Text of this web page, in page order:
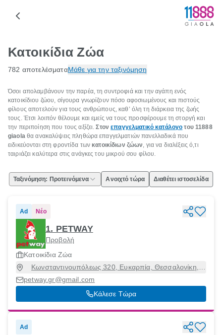
Κατοικίδια Ζώα
782 αποτελέσματαΜάθε για την ταξινόμηση
Όσοι απολαμβάνουν την παρέα, τη συντροφιά και την αγάπη ενός
κατοικίδιου ζώου, σίγουρα γνωρίζουν πόσο αφοσιωμένους και πιστούς
φίλους αποτελούν για τους ανθρώπους, καθ’ όλη τη διάρκεια της ζωής
τους. Έτσι λοιπόν θέλουμε και εμείς να τους προσφέρουμε τη στοργή και
την περιποίηση που τους αξίζει.Στονεπαγγελματικό κατάλογο του 11888
giaolaθα ανακαλύψεις πληθώρα επαγγελματιών πανελλαδικά που
ειδικεύονται στη φροντίδα των κατοικίδιων ζώων, για να διαλέξεις ό,τι
ταιριάζει καλύτερα στις ανάγκες του μικρού σου φίλου.
Ταξινόμηση: Προτεινόμενα Ανοιχτό τώρα Διαθέτει ιστοσελίδα
Ad Νέο
1. PETWAY
Προβολή
Κατοικίδια Ζώα
Κωνσταντινουπόλεως 320, Ευκαρπία, Θεσσαλονίκη,
petway.gr@gmail.com
Κάλεσε Τώρα
Ad